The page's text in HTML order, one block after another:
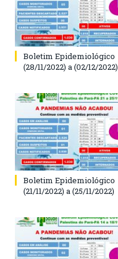
Boletim Epidemiológico
(28/11/2022) a (02/12/2022)
Boletim Epidemiológico
(21/11/2022) a (25/11/2022)